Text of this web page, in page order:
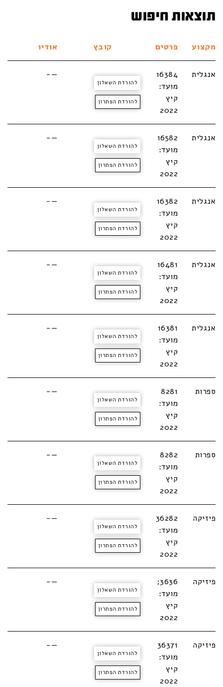
תוצאות חיפוש
מקצוע פרטים קובץ אודיו
אנגלית
16384
מועד:
קיץ
2022
להורדת השאלון
להורדת הפתרון
—-
אנגלית
16582
מועד:
קיץ
2022
להורדת השאלון
להורדת הפתרון
—-
אנגלית
16382
מועד:
קיץ
2022
להורדת השאלון
להורדת הפתרון
—-
אנגלית
16481
מועד:
קיץ
2022
להורדת השאלון
להורדת הפתרון
—-
אנגלית
16381
מועד:
קיץ
2022
להורדת השאלון
להורדת הפתרון
—-
ספרות
8281
מועד:
קיץ
2022
להורדת השאלון
להורדת הפתרון
—-
ספרות
8282
מועד:
קיץ
2022
להורדת השאלון
להורדת הפתרון
—-
פיזיקה
36282
מועד:
קיץ
2022
להורדת השאלון
להורדת הפתרון
—-
פיזיקה
3636;
מועד:
קיץ
2022
להורדת השאלון
להורדת הפתרון
—-
פיזיקה
36371
מועד:
קיץ
2022
להורדת השאלון
להורדת הפתרון
—-